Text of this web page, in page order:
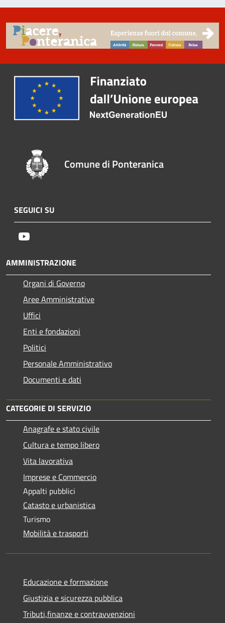
Comune di Ponteranica
SEGUICI SU
AMMINISTRAZIONE
Organi di Governo
Aree Amministrative
Uffici
Enti e fondazioni
Politici
Personale Amministrativo
Documenti e dati
CATEGORIE DI SERVIZIO
Anagrafe e stato civile
Cultura e tempo libero
Vita lavorativa
Imprese e Commercio
Appalti pubblici
Catasto e urbanistica
Turismo
Mobilità e trasporti
Educazione e formazione
Giustizia e sicurezza pubblica
Tributi,finanze e contravvenzioni